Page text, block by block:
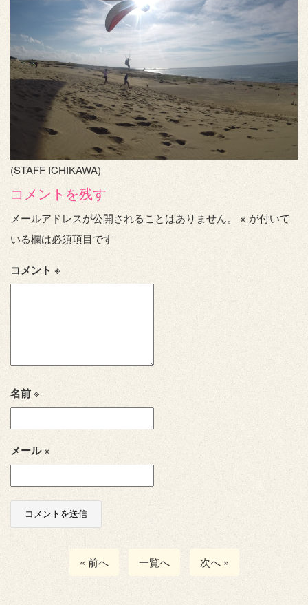
(STAFF ICHIKAWA)
コメントを残す
メールアドレスが公開されることはありません。 ※ が付いて
いる欄は必須項目です
コメント ※
名前※
メール※
« 前へ 一覧へ 次へ »